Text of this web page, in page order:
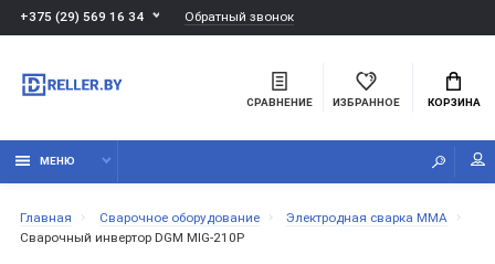
+375 (29) 569 16 34 Обратный звонок
СРАВНЕНИЕ ИЗБРАННОЕ КОРЗИНА
МЕНЮ
Главная Сварочное оборудование
Электродная сварка ММА
Сварочный инвертор DGM MIG-210P